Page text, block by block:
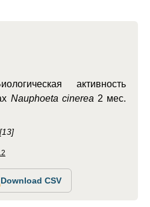
активность
Nauphoeta cinerea 2 мес.
Download CSV